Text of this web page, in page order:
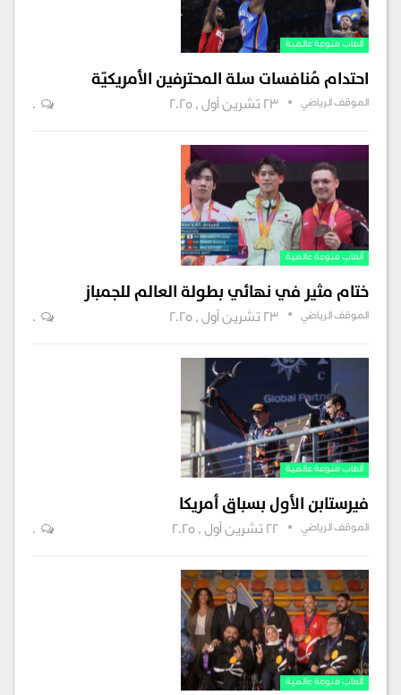
ألعاب منوعة عالمية
احتدام مُنافسات سلة المحترفين الأمريكيّة
الموقف الرياضي 23 تشرين أول , 2025 0
ألعاب منوعة عالمية
ختام مثير في نهائي بطولة العالم للجمباز
الموقف الرياضي 23 تشرين أول , 2025 0
ألعاب منوعة عالمية
فيرستابن الأول بسباق أمريكا
الموقف الرياضي 22 تشرين أول , 2025 0
ألعاب منوعة عالمية